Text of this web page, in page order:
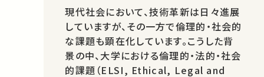
現代社会において、技術革新は日々進展
していますが、その一方で倫理的・社会的
な課題も顕在化しています。こうした背
景の中、大学における倫理的・法的・社会
的課題（ELSI, Ethical, Legal and